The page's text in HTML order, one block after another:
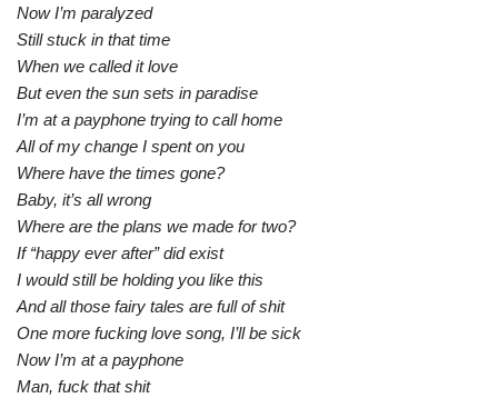
Now I’m paralyzed
Still stuck in that time
When we called it love
But even the sun sets in paradise
I’m at a payphone trying to call home
All of my change I spent on you
Where have the times gone?
Baby, it’s all wrong
Where are the plans we made for two?
If “happy ever after” did exist
I would still be holding you like this
And all those fairy tales are full of shit
One more fucking love song, I’ll be sick
Now I’m at a payphone
Man, fuck that shit